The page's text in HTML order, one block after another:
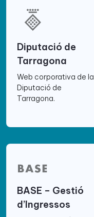
Diputació de
Tarragona
Web corporativa de la
Diputació de
Tarragona.
BASE – Gestió
d’Ingressos